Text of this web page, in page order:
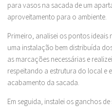
para vasos na sacada de um
aproveitamento para o ambiente.
Primeiro, analisei os pontos
uma instalação bem distribuída
as marcações necessárias e
respeitando a estrutura do local e
acabamento da sacada.
Em seguida, instalei os ganchos